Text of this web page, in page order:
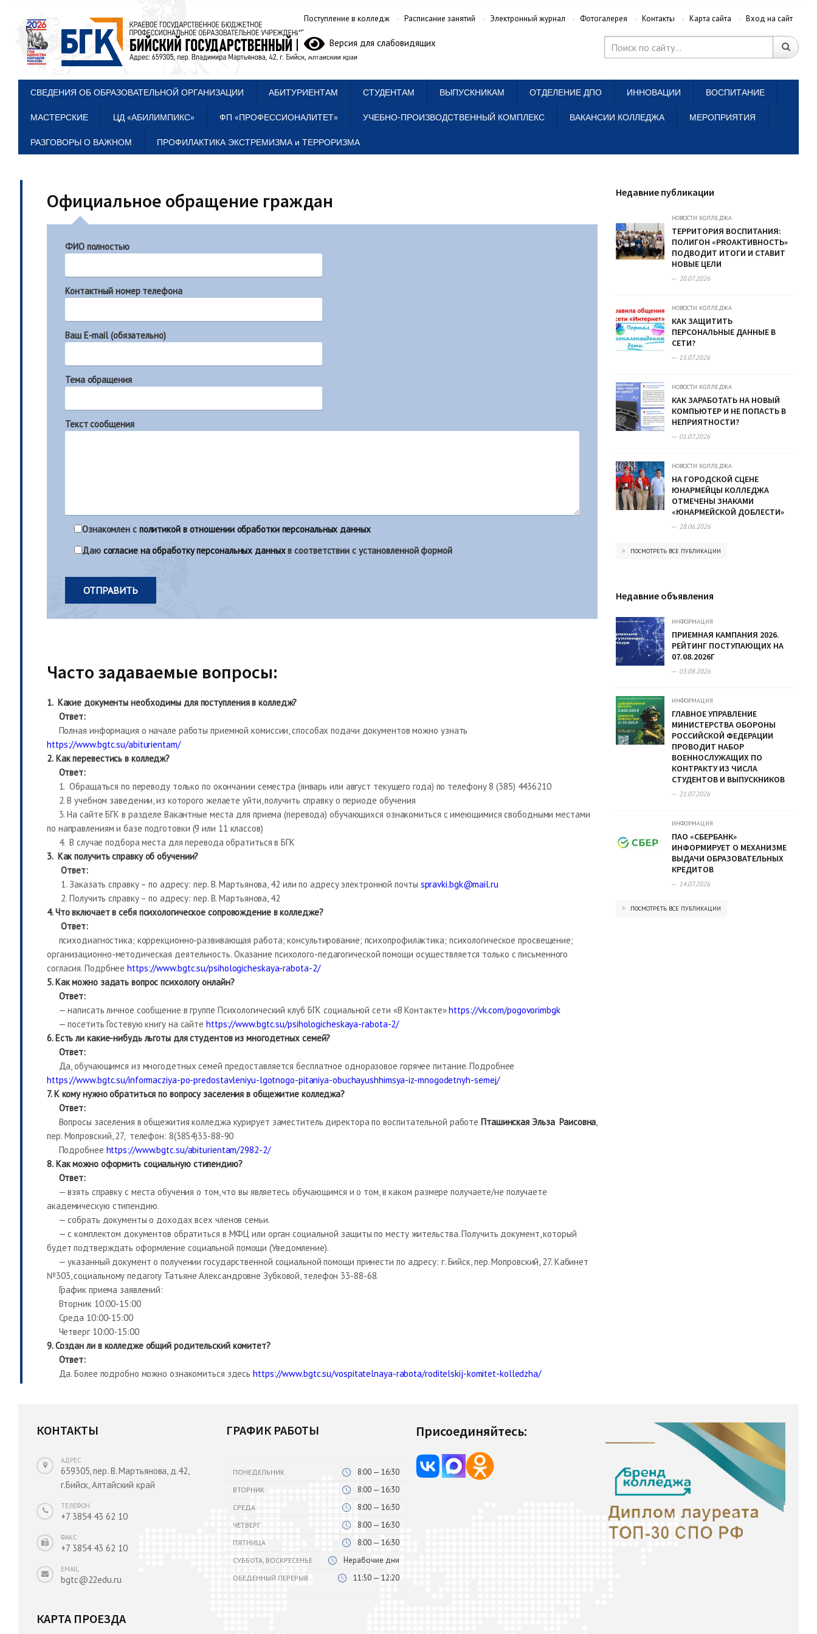
Поступление в колледж Расписание занятий Электронный журнал Фотогалерея Контакты Карта сайта Вход на сайт
Версия для слабовидящих
СВЕДЕНИЯ ОБ ОБРАЗОВАТЕЛЬНОЙ ОРГАНИЗАЦИИ АБИТУРИЕНТАМ СТУДЕНТАМ ВЫПУСКНИКАМ ОТДЕЛЕНИЕ ДПО ИННОВАЦИИ ВОСПИТАНИЕ
МАСТЕРСКИЕ ЦД «АБИЛИМПИКС» ФП «ПРОФЕССИОНАЛИТЕТ» УЧЕБНО-ПРОИЗВОДСТВЕННЫЙ КОМПЛЕКС ВАКАНСИИ КОЛЛЕДЖА МЕРОПРИЯТИЯ
РАЗГОВОРЫ О ВАЖНОМ ПРОФИЛАКТИКА ЭКСТРЕМИЗМА и ТЕРРОРИЗМА
Официальное обращение граждан
ФИО полностью
Контактный номер телефона
Ваш E-mail (обязательно)
Тема обращения
Текст сообщения
Ознакомлен с политикой в отношении обработки персональных данных
Даю согласие на обработку персональных данныхв соответствии с установленной формой
Часто задаваемые вопросы:
1. Какие документы необходимы для поступления в колледж?
Ответ:
Полная информация о начале работы приемной комиссии, способах подачи документов можно узнать
https://www.bgtc.su/abiturientam/
2. Как перевестись в колледж?
Ответ:
1. Обращаться по переводу только по окончании семестра (январь или август текущего года) по телефону 8 (385) 4436210
2. В учебном заведении, из которого желаете уйти, получить справку о периоде обучения
3. На сайте БГК в разделе Вакантные места для приема (перевода) обучающихся ознакомиться с имеющимися свободными местами
по направлениям и базе подготовки (9 или 11 классов)
4. В случае подбора места для перевода обратиться в БГК
3. Как получить справку об обучении?
Ответ:
1. Заказать справку – по адресу: пер. В. Мартьянова, 42 или по адресу электронной почты spravki.bgk@mail.ru
2. Получить справку – по адресу: пер. В. Мартьянова, 42
4. Что включает в себя психологическое сопровождение в колледже?
Ответ:
психодиагностика; коррекционно-развивающая работа; консультирование; психопрофилактика; психологическое просвещение;
организационно-методическая деятельность. Оказание психолого-педагогической помощи осуществляется только с письменного
согласия. Подрбнееhttps://www.bgtc.su/psihologicheskaya-rabota-2/
5. Как можно задать вопрос психологу онлайн?
Ответ:
— написать личное сообщение в группе Психологический клуб БГК социальной сети «В Контакте»https://vk.com/pogovorimbgk
— посетить Гостевую книгу на сайте https://www.bgtc.su/psihologicheskaya-rabota-2/
6. Есть ли какие-нибудь льготы для студентов из многодетных семей?
Ответ:
Да, обучающимся из многодетных семей предоставляется бесплатное одноразовое горячее питание. Подробнее
https://www.bgtc.su/informacziya-po-predostavleniyu-lgotnogo-pitaniya-obuchayushhimsya-iz-mnogodetnyh-semej/
7. К кому нужно обратиться по вопросу заселения в общежитие колледжа?
Ответ:
Вопросы заселения в общежития колледжа курирует заместитель директора по воспитательной работе Пташинская Эльза Раисовна,
пер. Мопровский, 27, телефон: 8(3854)33-88-90
Подробнее https://www.bgtc.su/abiturientam/2982-2/
8. Как можно оформить социальную стипендию?
Ответ:
— взять справку с места обучения о том, что вы являетесь обучающимся и о том, в каком размере получаете/не получаете
академическую стипендию.
— собрать документы о доходах всех членов семьи.
— с комплектом документов обратиться в МФЦ или орган социальной защиты по месту жительства. Получить документ, который
будет подтверждать оформление социальной помощи (Уведомление).
— указанный документ о получении государственной социальной помощи принести по адресу: г. Бийск, пер. Мопровский, 27. Кабинет
№303, социальному педагогу Татьяне Александровне Зубковой, телефон 33-88-68.
График приема заявлений:
Вторник 10:00-15:00
Среда 10:00-15:00
Четверг 10:00-15:00
9. Создан ли в колледже общий родительский комитет?
Ответ:
Да. Более подробно можно ознакомиться здесьhttps://www.bgtc.su/vospitatelnaya-rabota/roditelskij-komitet-kolledzha/
Недавние публикации
НОВОСТИ КОЛЛЕДЖА
ТЕРРИТОРИЯ ВОСПИТАНИЯ:
ПОЛИГОН «PROАКТИВНОСТЬ»
ПОДВОДИТ ИТОГИ И СТАВИТ
НОВЫЕ ЦЕЛИ
20.07.2026
НОВОСТИ КОЛЛЕДЖА
КАК ЗАЩИТИТЬ
ПЕРСОНАЛЬНЫЕ ДАННЫЕ В
СЕТИ?
15.07.2026
НОВОСТИ КОЛЛЕДЖА
КАК ЗАРАБОТАТЬ НА НОВЫЙ
КОМПЬЮТЕР И НЕ ПОПАСТЬ В
НЕПРИЯТНОСТИ?
01.07.2026
НОВОСТИ КОЛЛЕДЖА
НА ГОРОДСКОЙ СЦЕНЕ
ЮНАРМЕЙЦЫ КОЛЛЕДЖА
ОТМЕЧЕНЫ ЗНАКАМИ
«ЮНАРМЕЙСКОЙ ДОБЛЕСТИ»
28.06.2026
ПОСМОТРЕТЬ ВСЕ ПУБЛИКАЦИИ
Недавние объявления
ИНФОРМАЦИЯ
ПРИЕМНАЯ КАМПАНИЯ 2026.
РЕЙТИНГ ПОСТУПАЮЩИХ НА
07.08.2026Г
03.08.2026
ИНФОРМАЦИЯ
ГЛАВНОЕ УПРАВЛЕНИЕ
МИНИСТЕРСТВА ОБОРОНЫ
РОССИЙСКОЙ ФЕДЕРАЦИИ
ПРОВОДИТ НАБОР
ВОЕННОСЛУЖАЩИХ ПО
КОНТРАКТУ ИЗ ЧИСЛА
СТУДЕНТОВ И ВЫПУСКНИКОВ
21.07.2026
ИНФОРМАЦИЯ
ПАО «СБЕРБАНК»
ИНФОРМИРУЕТ О МЕХАНИЗМЕ
ВЫДАЧИ ОБРАЗОВАТЕЛЬНЫХ
КРЕДИТОВ
14.07.2026
ПОСМОТРЕТЬ ВСЕ ПУБЛИКАЦИИ
КОНТАКТЫ
АДРЕС
659305, пер. В. Мартьянова, д.42,
г.Бийск, Алтайский край
ТЕЛЕФОН
+7 3854 43 62 10
ФАКС
+7 3854 43 62 10
EMAIL
bgtc@22edu.ru
ГРАФИК РАБОТЫ
ПОНЕДЕЛЬНИК 8:00 — 16:30
ВТОРНИК 8:00 — 16:30
СРЕДА 8:00 — 16:30
ЧЕТВЕРГ 8:00 — 16:30
ПЯТНИЦА 8:00 — 16:30
СУББОТА, ВОСКРЕСЕНЬЕ Нерабочие дни
ОБЕДЕННЫЙ ПЕРЕРЫВ 11:50 — 12:20
Присоединяйтесь:
КАРТА ПРОЕЗДА